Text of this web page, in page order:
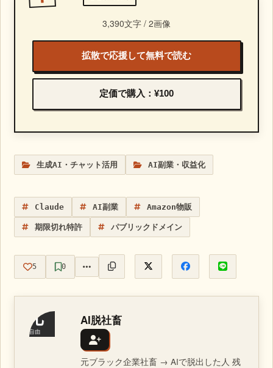
3,390文字 / 2画像
拡散で応援して無料で読む
定価で購入：¥100
生成AI・チャット活用 AI副業・収益化
Claude AI副業 Amazon物販
期限切れ特許 パブリックドメイン
5 0
AI脱社畜
元ブラック企業社畜 → AIで脱出した人 残